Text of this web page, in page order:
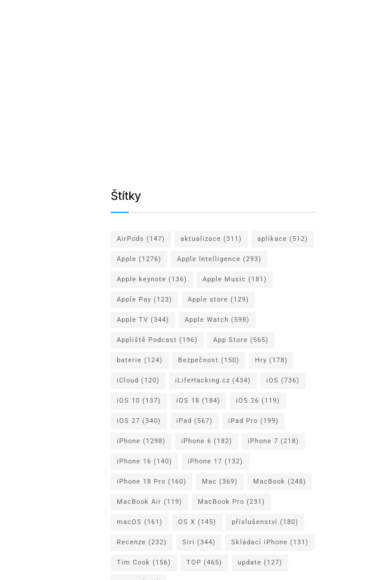
Štítky
AirPods (147) aktualizace (311) aplikace (512)
Apple (1276) Apple Intelligence (293)
Apple keynote (136) Apple Music (181)
Apple Pay (123) Apple store (129)
Apple TV (344) Apple Watch (598)
Appliště Podcast (196) App Store (565)
baterie (124) Bezpečnost (150) Hry (178)
iCloud (120) iLifeHacking.cz (434) iOS (736)
iOS 10 (137) iOS 18 (184) iOS 26 (119)
iOS 27 (340) iPad (567) iPad Pro (199)
iPhone (1298) iPhone 6 (182) iPhone 7 (218)
iPhone 16 (140) iPhone 17 (132)
iPhone 18 Pro (160) Mac (369) MacBook (248)
MacBook Air (119) MacBook Pro (231)
macOS (161) OS X (145) příslušenství (180)
Recenze (232) Siri (344) Skládací iPhone (131)
Tim Cook (156) TOP (465) update (127)